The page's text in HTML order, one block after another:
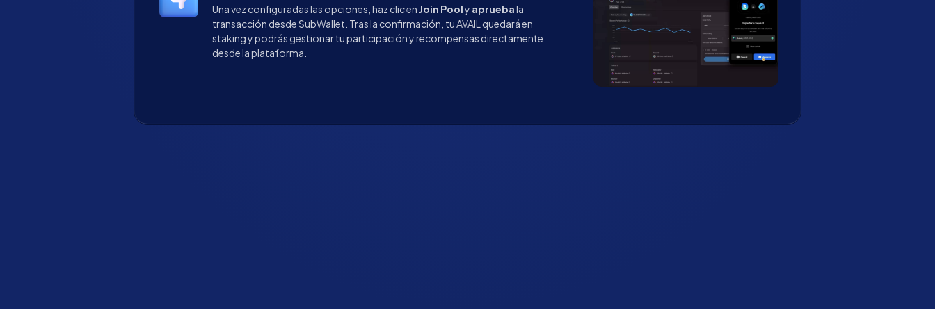
Una vez configuradas las opciones, haz clic en Join Pooly apruebala
transacción desde SubWallet. Tras la confirmación, tu AVAIL quedará en
staking y podrás gestionar tu participación y recompensas directamente
desde la plataforma.